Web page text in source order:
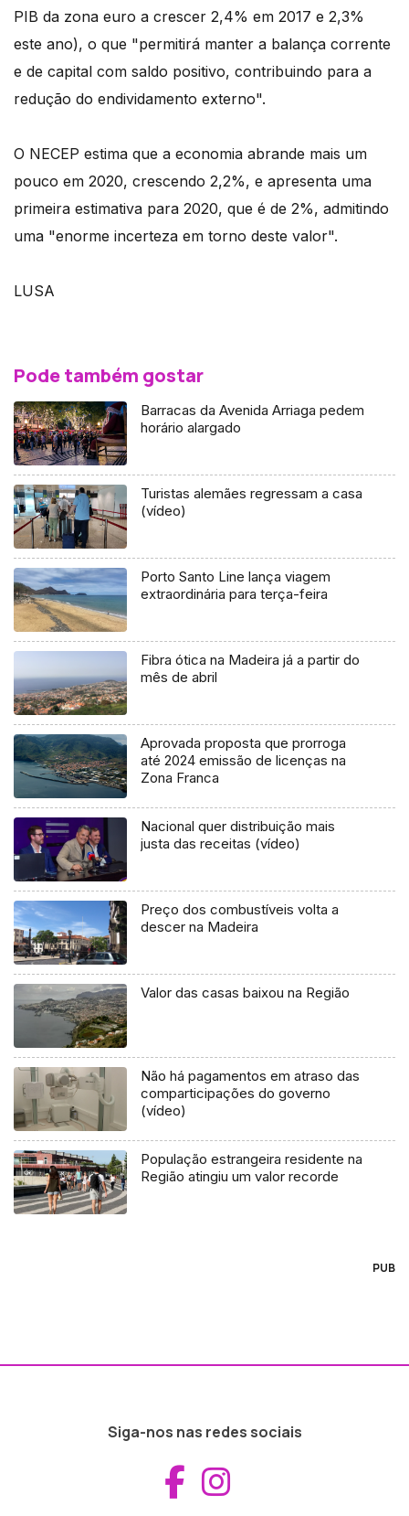
PIB da zona euro a crescer 2,4% em 2017 e 2,3%
este ano), o que "permitirá manter a balança corrente
e de capital com saldo positivo, contribuindo para a
redução do endividamento externo".
O NECEP estima que a economia abrande mais um
pouco em 2020, crescendo 2,2%, e apresenta uma
primeira estimativa para 2020, que é de 2%, admitindo
uma "enorme incerteza em torno deste valor".
LUSA
Pode também gostar
Barracas da Avenida Arriaga pedem
horário alargado
Turistas alemães regressam a casa
(vídeo)
Porto Santo Line lança viagem
extraordinária para terça-feira
Fibra ótica na Madeira já a partir do
mês de abril
Aprovada proposta que prorroga
até 2024 emissão de licenças na
Zona Franca
Nacional quer distribuição mais
justa das receitas (vídeo)
Preço dos combustíveis volta a
descer na Madeira
Valor das casas baixou na Região
Não há pagamentos em atraso das
comparticipações do governo
(vídeo)
População estrangeira residente na
Região atingiu um valor recorde
PUB
Siga-nos nas redes sociais
Aceder ao